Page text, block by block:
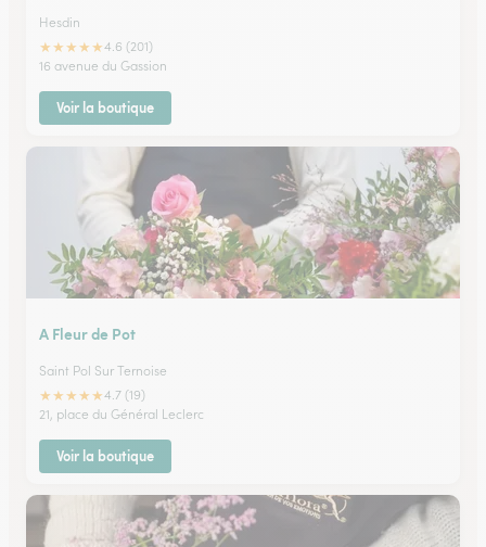
Hesdin
★★★★★4.6 (201)
16 avenue du Gassion
Voir la boutique
A Fleur de Pot
Saint Pol Sur Ternoise
★★★★★4.7 (19)
21, place du Général Leclerc
Voir la boutique